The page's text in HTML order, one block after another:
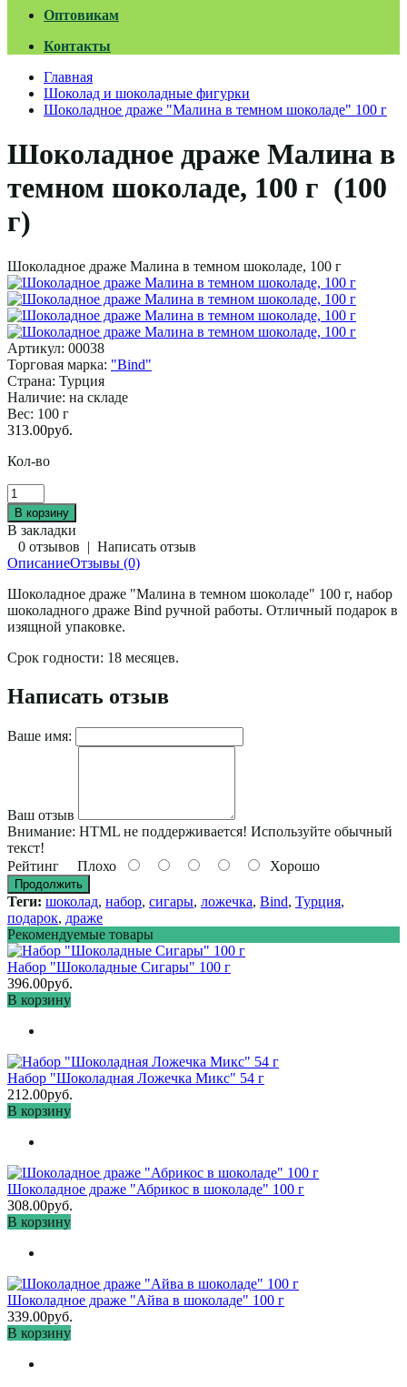
Оптовикам
Контакты
Главная
Шоколад и шоколадные фигурки
Шоколадное драже "Малина в темном шоколаде" 100 г
Шоколадное драже Малина в
темном шоколаде, 100 г (100
г)
Шоколадное драже Малина в темном шоколаде, 100 г
Артикул: 00038
Торговая марка: "Bind"
Страна: Турция
Наличие: на складе
Вес: 100 г
313.00руб.
Кол-во
В закладки
0 отзывов | Написать отзыв
ОписаниеОтзывы (0)
Шоколадное драже "Малина в темном шоколаде" 100 г, набор
шоколадного драже Bind ручной работы. Отличный подарок в
изящной упаковке.
Срок годности: 18 месяцев.
Написать отзыв
Ваше имя:
Ваш отзыв
Внимание: HTML не поддерживается! Используйте обычный
текст!
Рейтинг Плохо Хорошо
Продолжить
Теги: шоколад, набор, сигары, ложечка, Bind, Турция,
подарок, драже
Рекомендуемые товары
Набор "Шоколадные Сигары" 100 г
396.00руб.
В корзину
Набор "Шоколадная Ложечка Микс" 54 г
212.00руб.
В корзину
Шоколадное драже "Абрикос в шоколаде" 100 г
308.00руб.
В корзину
Шоколадное драже "Айва в шоколаде" 100 г
339.00руб.
В корзину